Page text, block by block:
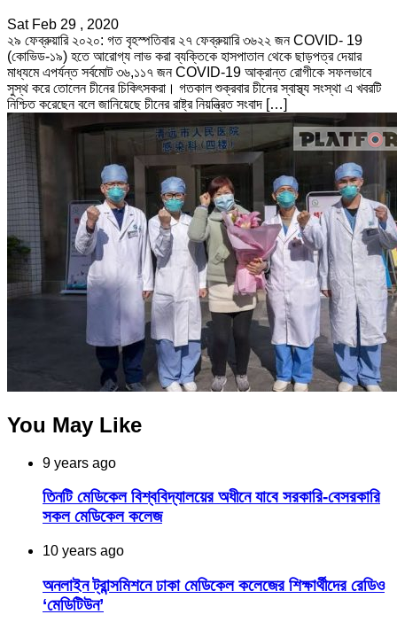
Sat Feb 29 , 2020
২৯ ফেব্রুয়ারি ২০২০: গত বৃহস্পতিবার ২৭ ফেব্রুয়ারি ৩৬২২ জন COVID- 19
(কোভিড-১৯) হতে আরোগ্য লাভ করা ব্যক্তিকে হাসপাতাল থেকে ছাড়পত্র দেয়ার
মাধ্যমে এপর্যন্ত সর্বমোট ৩৬,১১৭ জন COVID-19 আক্রান্ত রোগীকে সফলভাবে
সুস্থ করে তোলেন চীনের চিকিৎসকরা। গতকাল শুক্রবার চীনের স্বাস্থ্য সংস্থা এ খবরটি
নিশ্চিত করেছেন বলে জানিয়েছে চীনের রাষ্ট্র নিয়ন্ত্রিত সংবাদ […]
You May Like
9 years ago
তিনটি মেডিকেল বিশ্ববিদ্যালয়ের অধীনে যাবে সরকারি-বেসরকারি
সকল মেডিকেল কলেজ
10 years ago
অনলাইন ট্রান্সমিশনে ঢাকা মেডিকেল কলেজের শিক্ষার্থীদের রেডিও
‘মেডিটিউন’